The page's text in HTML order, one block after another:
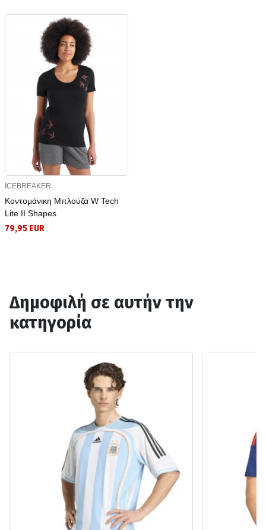
ICEBREAKER
Κοντομάνικη Μπλούζα W Tech
Lite II Shapes
79,95 EUR
Δημοφιλή σε αυτήν την
κατηγορία